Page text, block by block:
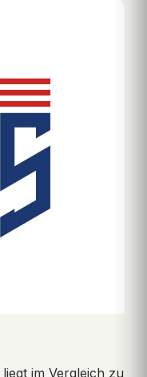
im Vergleich zu